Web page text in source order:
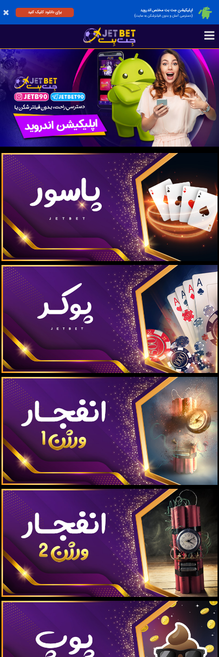
اپلیکیشن جت بت مختص اندروید
(دسترسی آسان و بدون فیلترشکن به سایت)
برای دانلود کلیک کنید